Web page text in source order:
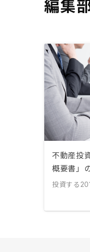
編集
不動産投
概要書」
投資する